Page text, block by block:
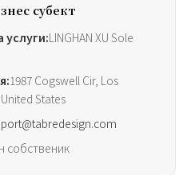
субект
услуги:LINGHAN XU Sole
1987 Cogswell Cir, Los
States
собственик